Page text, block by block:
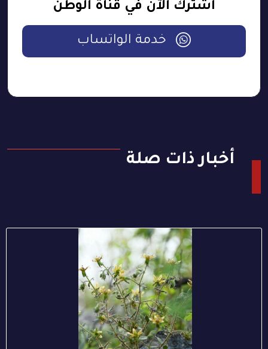
اشترك الآن في قناة الوطن
خدمة الواتساب
أخبار ذات صلة